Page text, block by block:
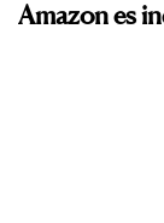
Amazon es